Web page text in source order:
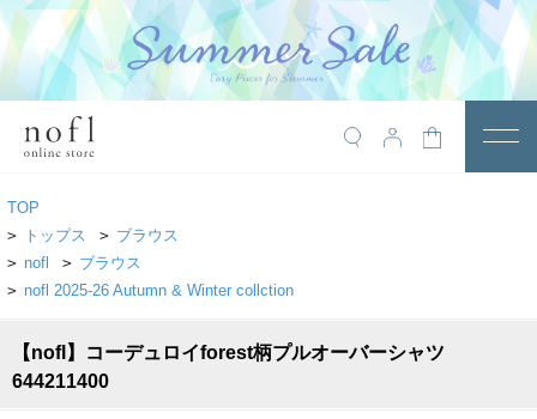
￥10,800税込以上で送料無料
トップス
アウター
TOP
>
トップス > ブラウス
> nofl > ブラウス
> nofl 2025-26 Autumn & Winter collction
【nofl】コーデュロイforest柄プルオーバーシャツ
644211400